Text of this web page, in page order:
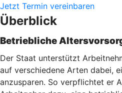
Jetzt Termin vereinbaren
Überblick
Betriebliche
Der Staat unterstützt
auf verschiedene Arten dabei,
anzusparen. So verpflichtet er